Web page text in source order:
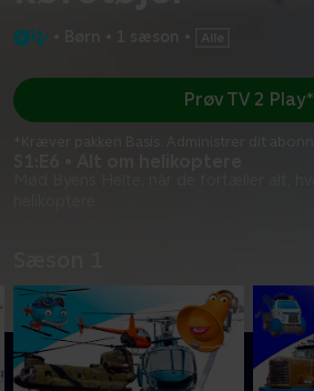
Prøv TV 2 Play*